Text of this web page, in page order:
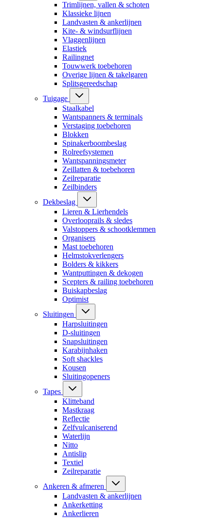
Trimlijnen, vallen & schoten
Klassieke lijnen
Landvasten & ankerlijnen
Kite- & windsurflijnen
Vlaggenlijnen
Elastiek
Railingnet
Touwwerk toebehoren
Overige lijnen & takelgaren
Splitsgereedschap
Tuigage
Staalkabel
Wantspanners & terminals
Verstaging toebehoren
Blokken
Spinakerboombeslag
Rolreefsystemen
Wantspanningsmeter
Zeillatten & toebehoren
Zeilreparatie
Zeilbinders
Dekbeslag
Lieren & Lierhendels
Overlooprails & sledes
Valstoppers & schootklemmen
Organisers
Mast toebehoren
Helmstokverlengers
Bolders & kikkers
Wantputtingen & dekogen
Scepters & railing toebehoren
Buiskapbeslag
Optimist
Sluitingen
Harpsluitingen
D-sluitingen
Snapsluitingen
Karabijnhaken
Soft shackles
Kousen
Sluitingopeners
Tapes
Klitteband
Mastkraag
Reflectie
Zelfvulcaniserend
Waterlijn
Nitto
Antislip
Textiel
Zeilreparatie
Ankeren & afmeren
Landvasten & ankerlijnen
Ankerketting
Ankerlieren